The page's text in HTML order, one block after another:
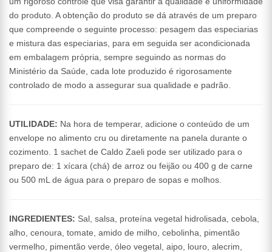
do produto. A obtenção do produto se dá através de um preparo
que compreende o seguinte processo: pesagem das especiarias
e mistura das especiarias, para em seguida ser acondicionada
em embalagem própria, sempre seguindo as normas do
Ministério da Saúde, cada lote produzido é rigorosamente
controlado de modo a assegurar sua qualidade e padrão.
UTILIDADE: Na hora de temperar, adicione o conteúdo de um
envelope no alimento cru ou diretamente na panela durante o
cozimento. 1 sachet de Caldo Zaeli pode ser utilizado para o
preparo de: 1 xícara (chá) de arroz ou feijão ou 400 g de carne
ou 500 mL de água para o preparo de sopas e molhos.
INGREDIENTES: Sal, salsa, proteína vegetal hidrolisada, cebola,
alho, cenoura, tomate, amido de milho, cebolinha, pimentão
vermelho, pimentão verde, óleo vegetal, aipo, louro, alecrim,